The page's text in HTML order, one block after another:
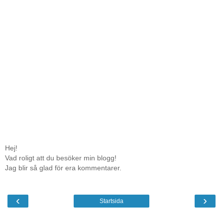
Hej!
Vad roligt att du besöker min blogg!
Jag blir så glad för era kommentarer.
‹ ›
Startsida